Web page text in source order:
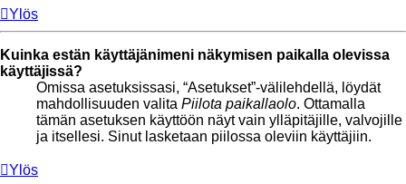
Ylös
Kuinka estän käyttäjänimeni näkymisen paikalla olevissa
käyttäjissä?
Omissa asetuksissasi, “Asetukset”-välilehdellä, löydät
mahdollisuuden valita Piilota paikallaolo. Ottamalla
tämän asetuksen käyttöön näyt vain ylläpitäjille, valvojille
ja itsellesi. Sinut lasketaan piilossa oleviin käyttäjiin.
Ylös